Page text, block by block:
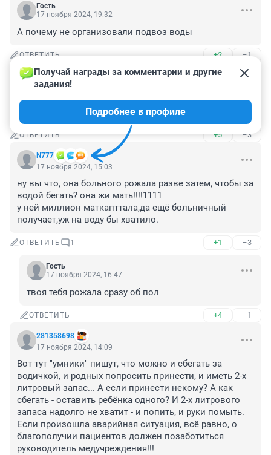
Гость
17 ноября 2024, 19:32
А почему не организовали подвоз воды
ОТВЕТИТЬ +2 –1
Гость
17 ноября 2024, 17:20
Одни терпилы в комментариях, смотреть противно до
ОТВЕТИТЬ +5 –3
N777
Получай награды за комментарии и другие
задания!
Подробнее в профиле
17 ноября 2024, 15:03
ну вы что, она больного рожала разве затем, чтобы за
водой бегать? она жи мать!!!!1111
у ней миллион маткапттала,да ещё больничный
получает,уж на воду бы хватило.
ОТВЕТИТЬ 1 +1 –3
Гость
17 ноября 2024, 16:47
твоя тебя рожала сразу об пол
ОТВЕТИТЬ +4 –1
281358698
17 ноября 2024, 14:09
Вот тут "умники" пишут, что можно и сбегать за
водичкой, и родных попросить принести, и иметь 2-х
литровый запас... А если принести некому? А как
сбегать - оставить ребёнка одного? И 2-х литрового
запаса надолго не хватит - и попить, и руки помыть.
Если произошла аварийная ситуация, всё равно, о
благополучии пациентов должен позаботиться
руководитель медучреждения!!!